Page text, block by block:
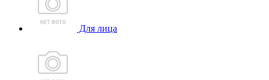
Для лица